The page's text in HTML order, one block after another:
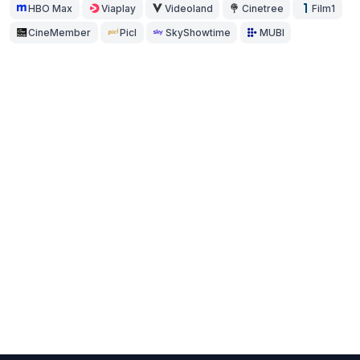
HBO Max Viaplay Videoland Cinetree Film1
CineMember Picl SkyShowtime MUBI